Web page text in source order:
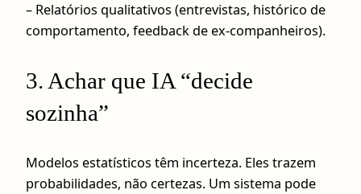
– Relatórios qualitativos (entrevistas, histórico de
comportamento, feedback de ex-companheiros).
3. Achar que IA “decide
sozinha”
Modelos estatísticos têm incerteza. Eles trazem
probabilidades, não certezas. Um sistema pode